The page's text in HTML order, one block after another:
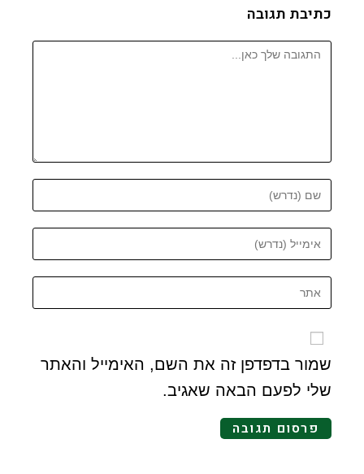
כתיבת תגובה
שמור בדפדפן זה את השם, האימייל והאתר
שלי לפעם הבאה שאגיב.